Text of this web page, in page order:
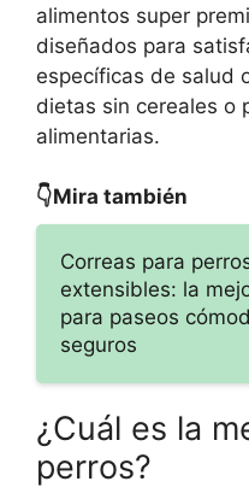
alimentos super
diseñados para
específicas de salud
dietas sin cereales o
alimentarias.
👇Mira también
Correas para
extensibles: la
para paseos
seguros
¿Cuál es la
perros?